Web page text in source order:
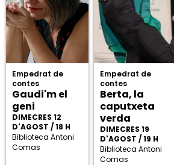
Empedrat de
contes
Gaudi'm el
geni
DIMECRES 12
D'AGOST / 18 H
Biblioteca Antoni
Comas
Empedrat de
contes
Berta, la
caputxeta
verda
DIMECRES 19
D'AGOST / 19 H
Biblioteca Antoni
Comas